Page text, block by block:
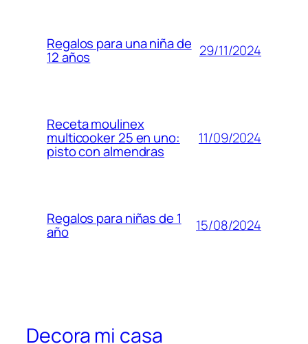
Regalos para una niña de
12 años 29/11/2024
Receta moulinex
multicooker 25 en uno:
pisto con almendras
11/09/2024
Regalos para niñas de 1
año 15/08/2024
Decora mi casa